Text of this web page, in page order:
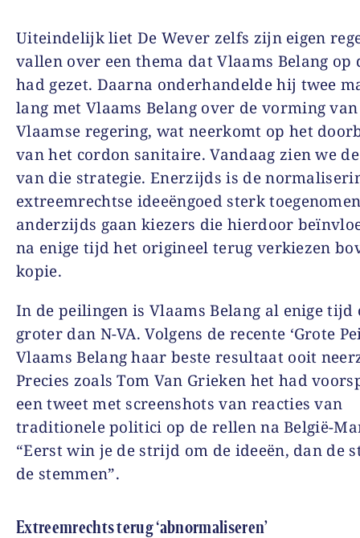
Uiteindelijk liet De Wever zelfs zijn eigen
vallen over een thema dat Vlaams Belang op
had gezet. Daarna onderhandelde hij twee
lang met Vlaams Belang over de vorming
Vlaamse regering, wat neerkomt op het
van het cordon sanitaire. Vandaag zien we
van die strategie. Enerzijds is de
extreemrechtse ideeëngoed sterk
anderzijds gaan kiezers die hierdoor
na enige tijd het origineel terug verkiezen
kopie.
In de peilingen is Vlaams Belang al enige tijd
groter dan N-VA. Volgens de recente ‘Grote
Vlaams Belang haar beste resultaat ooit
Precies zoals Tom Van Grieken het had
een tweet met screenshots van reacties van
traditionele politici op de rellen na België-
“Eerst win je de strijd om de ideeën, dan de
de stemmen”.
Extreemrechts terug ‘abnormaliseren’